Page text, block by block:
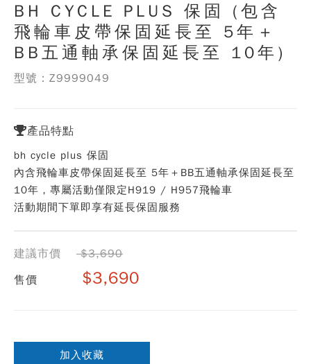
BH CYCLE PLUS 保固 (包含
飛輪車皮帶保固延長至 5年＋
BB五通軸承保固延長至 10年)
型號：Z9999049
產品特點
bh cycle plus 保固
內含飛輪車皮帶保固延長至 5年＋BB五通軸承保固延長至
10年，專屬活動僅限定H919 / H957飛輪車
活動期間下單即享有延長保固服務
建議市價
$3,690
售價
$3,690
加入收藏